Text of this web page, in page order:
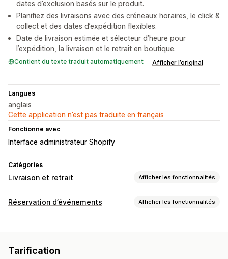
dates d’exclusion basés sur le produit.
Planifiez des livraisons avec des créneaux horaires, le click &
collect et des dates d’expédition flexibles.
Date de livraison estimée et sélecteur d’heure pour
l’expédition, la livraison et le retrait en boutique.
Contient du texte traduit automatiquement Afficher l’original
Langues
anglais
Cette application n’est pas traduite en français
Fonctionne avec
Interface administrateur Shopify
Catégories
Livraison et retrait Afficher les fonctionnalités
Options de livraison
Planification de l’itinéraire
Réservation d’événements Afficher les fonctionnalités
En personne En ligne
Tarification